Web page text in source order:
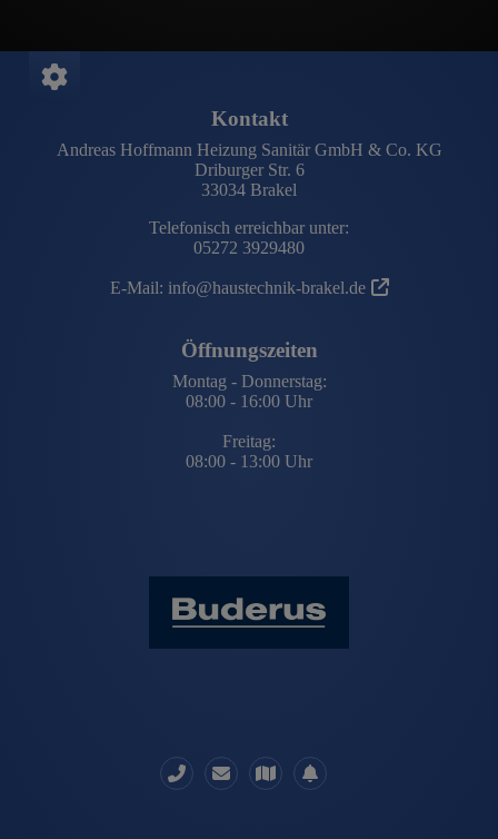
FOOTER - KONTAKTDATEN UND
Kontakt
Andreas Hoffmann Heizung Sanitär GmbH & Co. KG
Driburger Str. 6
33034 Brakel
Telefonisch erreichbar unter:
05272 3929480
E-Mail: info@haustechnik-brakel.de
Öffnungszeiten
Montag - Donnerstag:
08:00 - 16:00 Uhr
Freitag:
08:00 - 13:00 Uhr